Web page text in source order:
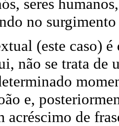
seres
no
(este caso)
não se trata de
e,
acréscimo de